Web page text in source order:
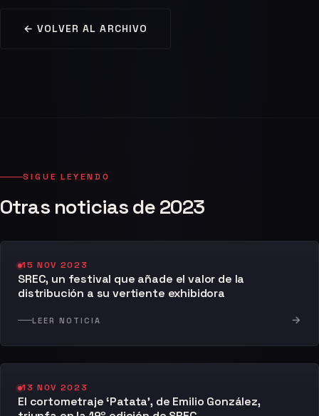
← VOLVER AL ARCHIVO
SIGUE LEYENDO
Otras noticias de 2023
15 NOV 2023
SREC, un festival que añade el valor de la
distribución a su vertiente exhibidora
LEER NOTICIA →
13 NOV 2023
El cortometraje ‘Patata’, de Emilio González,